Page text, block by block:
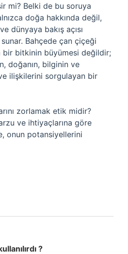
mi? Belki de bu soruya
doğa hakkında değil,
dünyaya bakış açısı
Bahçede çan çiçeği
bir bitkinin büyümesi değildir;
doğanın, bilginin ve
ve ilişkilerini sorgulayan bir
zorlamak etik midir?
ve ihtiyaçlarına göre
onun potansiyellerini
?